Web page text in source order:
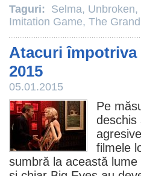
Taguri: Selma, Unbroken,
Imitation Game, The
Atacuri
2015
05.01.2015
Pe
deschis
filmele
sumbră la această lume